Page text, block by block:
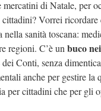
mercatini di Natale, per
Vorrei ricordare
nella sanità toscana:
regioni. C’è un buco
Conti, senza
anche per gestire la
per cittadini che per gli